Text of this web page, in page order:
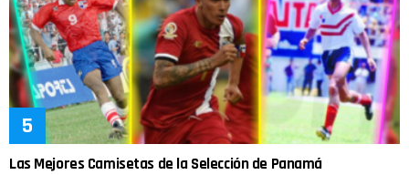
Las Mejores Camisetas de la Selección de Panamá